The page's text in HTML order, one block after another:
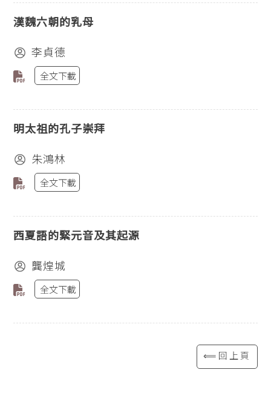
漢魏六朝的乳母
李貞德
全文下載
明太祖的孔子崇拜
朱鴻林
全文下載
西夏語的緊元音及其起源
龔煌城
全文下載
⟸回上頁